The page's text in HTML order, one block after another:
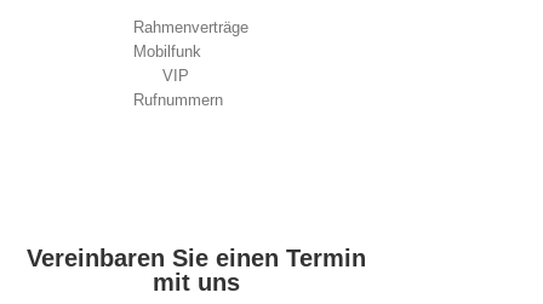
Rahmenverträge
Mobilfunk
VIP
Rufnummern
Vereinbaren Sie einen Termin
mit uns